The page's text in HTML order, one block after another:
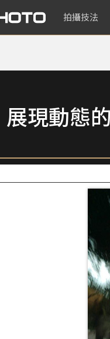
拍攝技法
現動態